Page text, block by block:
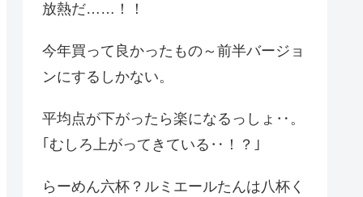
放熱だ……！！
今年買って良かったもの～前半バージョ
ンにするしかない。
平均点が下がったら楽になるっしょ‥。
｢むしろ上がってきている‥！？｣
らーめん六杯？ルミエールたんは八杯く